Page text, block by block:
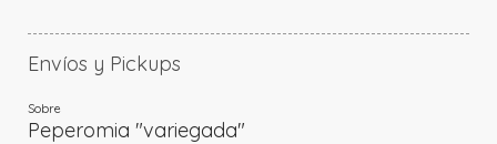
Envíos y Pickups
Objetos y Arte
Envíos a todo el país mediante Correo Argentino
Sobre
Peperomia "variegada"